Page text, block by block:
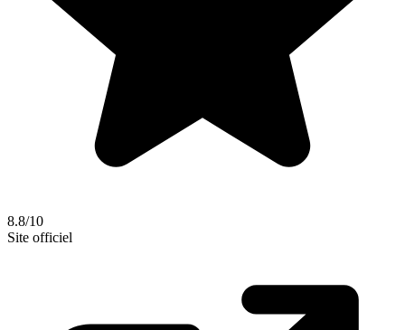
8.8/10
Site officiel